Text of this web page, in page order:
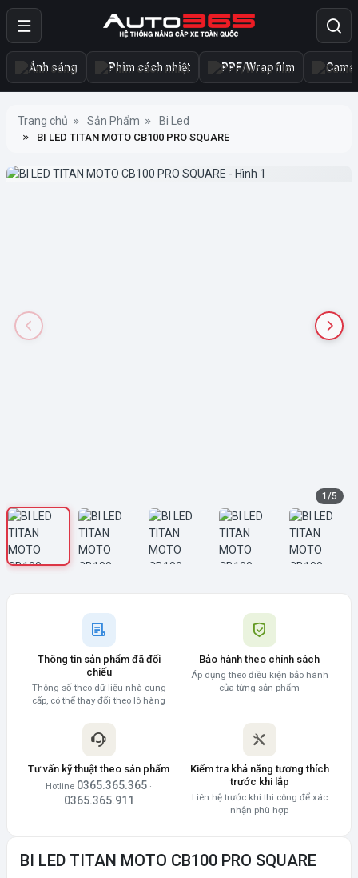
Ánh sáng Phim cách nhiệt PPF/Wrap film
Trang chủ Sản Phẩm Bi Led
BI LED TITAN MOTO CB100 PRO SQUARE
1 /5
Thông tin sản phẩm đã đối
chiếu
Thông số theo dữ liệu nhà cung
cấp, có thể thay đổi theo lô hàng
Bảo hành theo chính sách
Áp dụng theo điều kiện bảo hành
của từng sản phẩm
Tư vấn kỹ thuật theo sản phẩm
Hotline 0365.365.365 ·
0365.365.911
Kiểm tra khả năng tương thích
trước khi lắp
Liên hệ trước khi thi công để xác
nhận phù hợp
BI LED TITAN MOTO CB100 PRO SQUARE